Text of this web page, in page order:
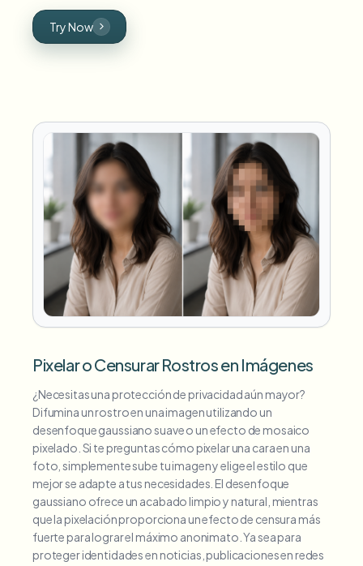
Try Now
Pixelar o Censurar Rostros en Imágenes
¿Necesitas una protección de privacidad aún mayor?
Difumina un rostro en una imagen utilizando un
desenfoque gaussiano suave o un efecto de mosaico
pixelado. Si te preguntas cómo pixelar una cara en una
foto, simplemente sube tu imagen y elige el estilo que
mejor se adapte a tus necesidades. El desenfoque
gaussiano ofrece un acabado limpio y natural, mientras
que la pixelación proporciona un efecto de censura más
fuerte para lograr el máximo anonimato. Ya sea para
proteger identidades en noticias, publicaciones en redes